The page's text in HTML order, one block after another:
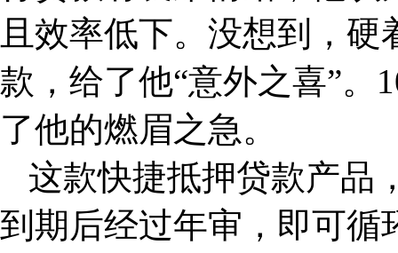
且效率低下。没想到，
款，给了他“意外之喜”。
了他的燃眉之急。
这款快捷抵押贷款产品
到期后经过年审，即可循